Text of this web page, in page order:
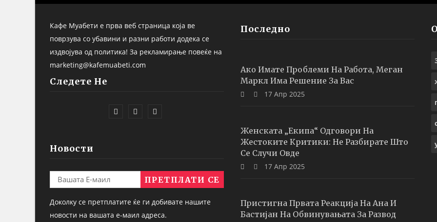
Кафе Муабети е прва веб страница која ве
поврзува со убавини и разни работи додека се
издвојува од политика! За рекламирање повеќе на
marketing@kafemuabeti.com
Следете Не
Новости
Доколку се претплатите ќе ги добивате нашите
новости на вашата е-маил адреса.
Последно
Ако Имате Проблеми На Работа, Меган
Маркл Има Решение За Вас
17 Апр 2025
Женската „екипа“ Одговори На
Жестоките Критики: Не Разбирате Што
Се Случи Овде
17 Апр 2025
Пристигна Првата Реакција На Ана И
Бастијан На Обвинувањата За Развод